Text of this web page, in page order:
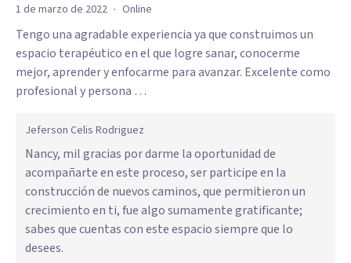
1 de marzo de 2022 · Online
Tengo una agradable experiencia ya que construimos un
espacio terapéutico en el que logre sanar, conocerme
mejor, aprender y enfocarme para avanzar. Excelente como
profesional y persona …
Jeferson Celis Rodriguez
Nancy, mil gracias por darme la oportunidad de
acompañarte en este proceso, ser participe en la
construcción de nuevos caminos, que permitieron un
crecimiento en ti, fue algo sumamente gratificante;
sabes que cuentas con este espacio siempre que lo
desees.